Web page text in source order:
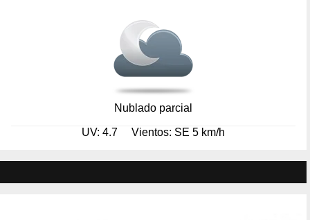
Nublado parcial
UV: 4.7 Vientos: SE 5 km/h